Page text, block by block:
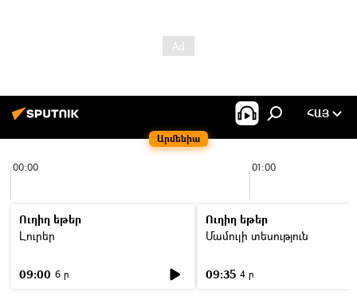
Արմենիա
ՀԱՅ
00:00 01:00
Ուղիղ եթեր
Լուրեր
09:00 6 ր
Ուղիղ եթեր
Մամուլի տեսություն
09:35 4 ր